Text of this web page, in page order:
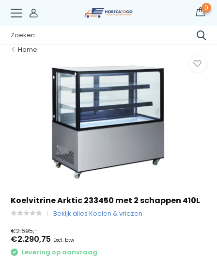
0
Home
Koelvitrine Arktic 233450 met 2 schappen 410L
Bekijk alles Koelen & vriezen
€2.695,-
€2.290,75 Excl. btw
Levering op aanvraag